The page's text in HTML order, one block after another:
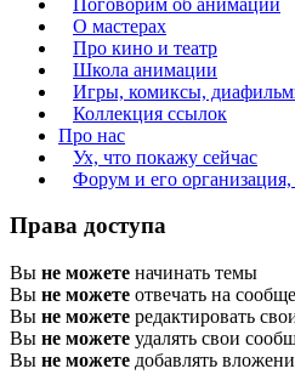
О мастерах
Про кино и театр
Школа анимации
Игры, комиксы,
Коллекция ссылок
Про нас
Ух, что покажу сейчас
Форум и его
Права доступа
Вы не можете начинать темы
Вы не можете отвечать на
Вы не можете редактировать
Вы не можете удалять свои
Вы не можете добавлять